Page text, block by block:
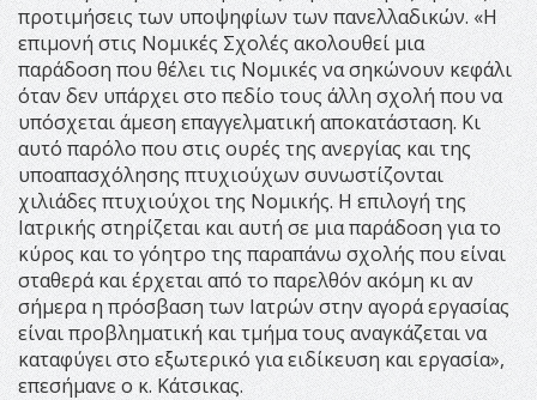
προτιμήσεις των υποψηφίων των πανελλαδικών. «Η
επιμονή στις Νομικές Σχολές ακολουθεί μια
παράδοση που θέλει τις Νομικές να σηκώνουν κεφάλι
όταν δεν υπάρχει στο πεδίο τους άλλη σχολή που να
υπόσχεται άμεση επαγγελματική αποκατάσταση. Κι
αυτό παρόλο που στις ουρές της ανεργίας και της
υποαπασχόλησης πτυχιούχων συνωστίζονται
χιλιάδες πτυχιούχοι της Νομικής. Η επιλογή της
Ιατρικής στηρίζεται και αυτή σε μια παράδοση για το
κύρος και το γόητρο της παραπάνω σχολής που είναι
σταθερά και έρχεται από το παρελθόν ακόμη κι αν
σήμερα η πρόσβαση των Ιατρών στην αγορά εργασίας
είναι προβληματική και τμήμα τους αναγκάζεται να
καταφύγει στο εξωτερικό για ειδίκευση και εργασία»,
επεσήμανε ο κ. Κάτσικας.